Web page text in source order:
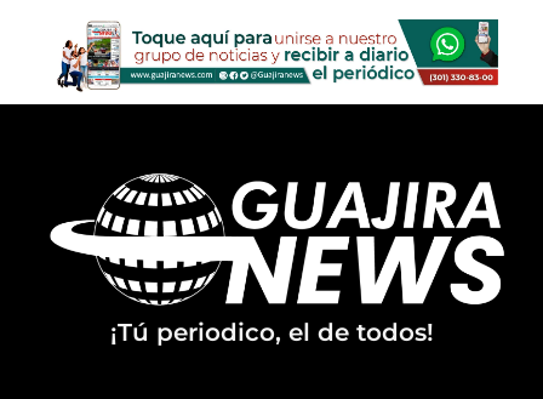
¡Tú periodico, el de todos!